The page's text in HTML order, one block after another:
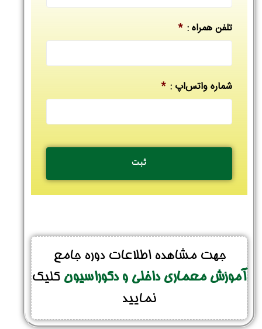
تلفن همراه : *
شماره واتس‌اپ : *
جهت مشاهده اطلاعات دوره جامع
آموزش معماری داخلی و دکوراسیون کلیک
نمایید